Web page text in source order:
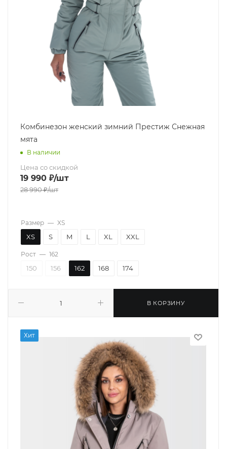
Комбинезон женский зимний Престиж Снежная
мята
В наличии
Цена со скидкой
19 990 ₽/шт
28 990₽/шт
В КОРЗИНУ
Размер — XS
XS S M L XL XXL
Рост — 162
150 156 162 168 174
Хит